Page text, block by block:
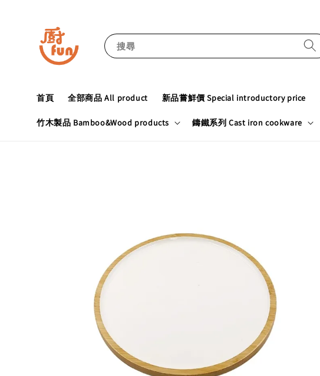
搜尋
首頁 全部商品 All product 新品嘗鮮價 Special introductory price
竹木製品 Bamboo&Wood products 鑄鐵系列 Cast iron cookware